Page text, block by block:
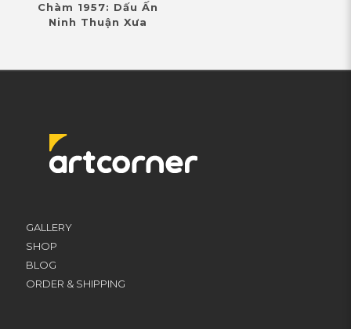
Chàm 1957: Dấu Ấn
Ninh Thuận Xưa
GALLERY
SHOP
BLOG
ORDER & SHIPPING